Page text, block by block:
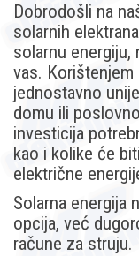
Dobrodošli na
solarnih
solarnu energiju,
vas. Korištenjem
jednostavno
domu ili
investicija
kao i kolike će
električne
Solarna energija
opcija, već
račune za struju.